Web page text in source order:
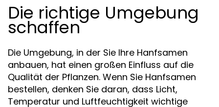
Die richtige Umgebung
schaffen
Die Umgebung, in der Sie Ihre Hanfsamen
anbauen, hat einen großen Einfluss auf die
Qualität der Pflanzen. Wenn Sie Hanfsamen
bestellen, denken Sie daran, dass Licht,
Temperatur und Luftfeuchtigkeit wichtige